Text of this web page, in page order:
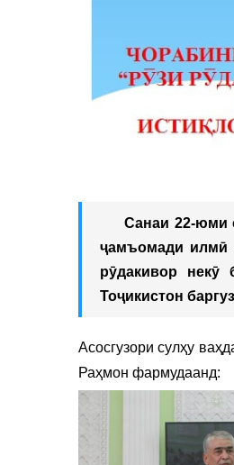
Санаи 22-юми
ҷамъомади илмӣ
рӯдакивор
Тоҷикистон
Асосгузори сулҳу
Раҳмон фармудаанд: